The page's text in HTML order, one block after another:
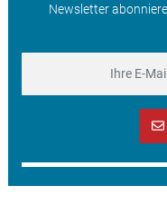
Newsletter